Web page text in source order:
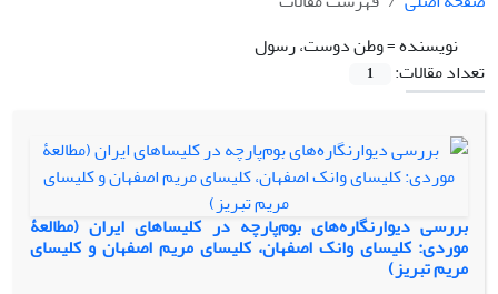
نویسنده =وطن دوست، رسول
تعداد مقالات:
1
بررسی دیوارنگاره‌های بوم‌پارچه‌ در کلیساهای ایران (مطالعۀ
موردی: کلیسای وانک اصفهان، کلیسای مریم اصفهان و کلیسای
مریم تبریز)